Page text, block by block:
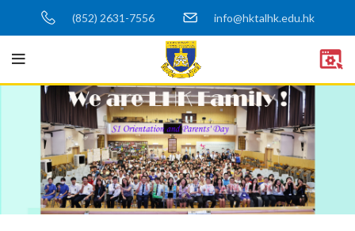
(852) 2631-7556 info@hktalhk.edu.hk